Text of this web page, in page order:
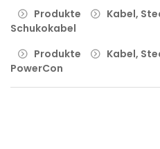
Produkte
Kabel,
Schukokabel
Produkte
Kabel,
PowerCon